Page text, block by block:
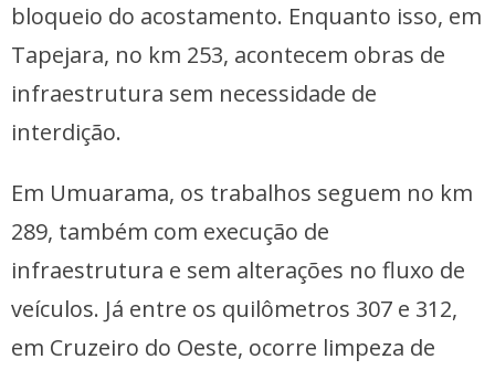
bloqueio do acostamento. Enquanto isso, em
Tapejara, no km 253, acontecem obras de
infraestrutura sem necessidade de
interdição.
Em Umuarama, os trabalhos seguem no km
289, também com execução de
infraestrutura e sem alterações no fluxo de
veículos. Já entre os quilômetros 307 e 312,
em Cruzeiro do Oeste, ocorre limpeza de